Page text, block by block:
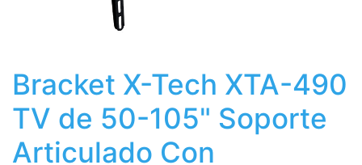
Bracket X-Tech XTA-490
TV de 50-105" Soporte
Articulado Con